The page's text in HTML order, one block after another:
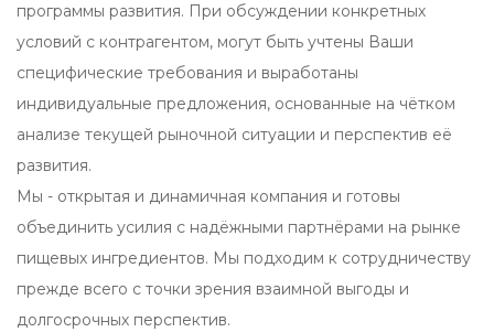
программы развития. При обсуждении конкретных
условий с контрагентом, могут быть учтены Ваши
специфические требования и выработаны
индивидуальные предложения, основанные на чётком
анализе текущей рыночной ситуации и перспектив её
развития.
Мы - открытая и динамичная компания и готовы
объединить усилия с надёжными партнёрами на рынке
пищевых ингредиентов. Мы подходим к сотрудничеству
прежде всего с точки зрения взаимной выгоды и
долгосрочных перспектив.